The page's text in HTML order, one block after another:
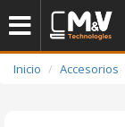
Inicio Accesorios